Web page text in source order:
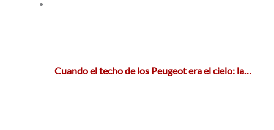
Cuando el techo de los Peugeot era el cielo: la…